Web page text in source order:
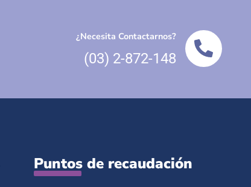
¿Necesita Contactarnos?
(03) 2-872-148
Puntos de recaudación